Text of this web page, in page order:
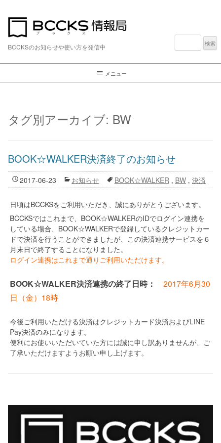
BCCKSのお知らせや使い方を発信中
検
メニュー
タグ別アーカイブ: BW
BOOK☆WALKER決済終了のお知らせ
2017-06-23 お知らせ BOOK☆WALKER , BW , 決済
日頃はBCCKSをご利用いただき、誠にありがとうございます。
BCCKSではこれまで、BOOK☆WALKERのIDでログイン連携を
している場合、BOOK☆WALKERで登録しているクレジットカー
ドで決済を行うことができましたが、この決済連携サービスを６
月末日で終了することになりました。
ログイン連携はこれまで通りご利用いただけます。
BOOK☆WALKER決済連携の終了日時：2017年6月30
日（金）18時
今後ご利用いただける決済はクレジットカード決済およびLINE
Pay決済のみになります。
便利にお使いいただいていた方には誠に申し訳ありませんが、ご
了承いただけますようお願い申し上げます。